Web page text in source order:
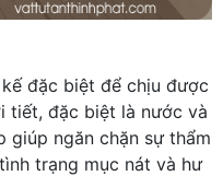
đặc biệt để chịu được
tiết, đặc biệt là nước và
giúp ngăn chặn sự thẩm
trạng mục nát và hư